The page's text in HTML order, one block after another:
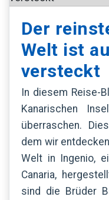
Der
Welt ist
versteckt
In diesem Reise-
Kanarischen
überraschen.
dem wir
Welt in Ingenio,
Canaria,
sind die Brüder